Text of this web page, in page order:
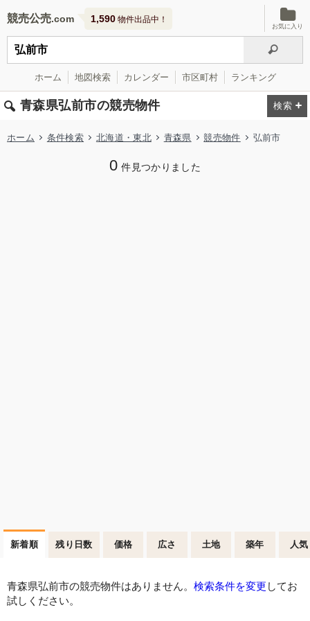
競売公売 1,590 物件出品中！
お気に入り
ホーム 地図検索 カレンダー 市区町村 ランキング
青森県弘前市の競売物件
ホーム 条件検索 北海道・東北 青森県 競売物件 弘前市
0 件見つかりました
新着順 残り日数 価格 広さ 土地 築年 人気
青森県弘前市の競売物件はありません。 検索条件を変更 してお
試しください。